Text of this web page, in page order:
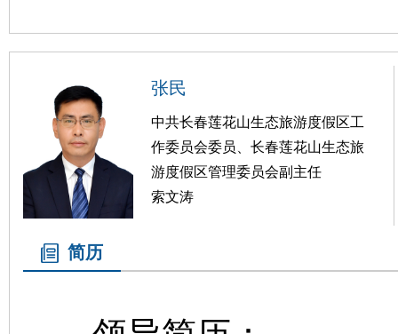
张民
中共长春莲花山生态旅游度假区工
作委员会委员、长春莲花山生态旅
游度假区管理委员会副主任
索文涛
简历